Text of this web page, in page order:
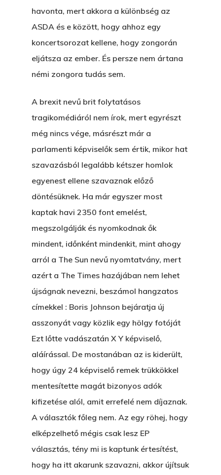
havonta, mert akkora a különbség az
ASDA és e között, hogy ahhoz egy
koncertsorozat kellene, hogy zongorán
eljátsza az ember. És persze nem ártana
némi zongora tudás sem.
A brexit nevű brit folytatásos
tragikomédiáról nem írok, mert egyrészt
még nincs vége, másrészt már a
parlamenti képviselők sem értik, mikor hat
szavazásból legalább kétszer homlok
egyenest ellene szavaznak előző
döntésüknek. Ha már egyszer most
kaptak havi 2350 font emelést,
megszolgálják és nyomkodnak ők
mindent, időnként mindenkit, mint ahogy
arról a The Sun nevű nyomtatvány, mert
azért a The Times hazájában nem lehet
újságnak nevezni, beszámol hangzatos
címekkel : Boris Johnson bejáratja új
asszonyát vagy közlik egy hölgy fotóját
Ezt lőtte vadászatán X Y képviselő,
aláírással. De mostanában az is kiderült,
hogy úgy 24 képviselő remek trükkökkel
mentesítette magát bizonyos adók
kifizetése alól, amit errefelé nem díjaznak.
A választók főleg nem. Az egy röhej, hogy
elképzelhető mégis csak lesz EP
választás, tény mi is kaptunk értesítést,
hogy ha itt akarunk szavazni, akkor újítsuk